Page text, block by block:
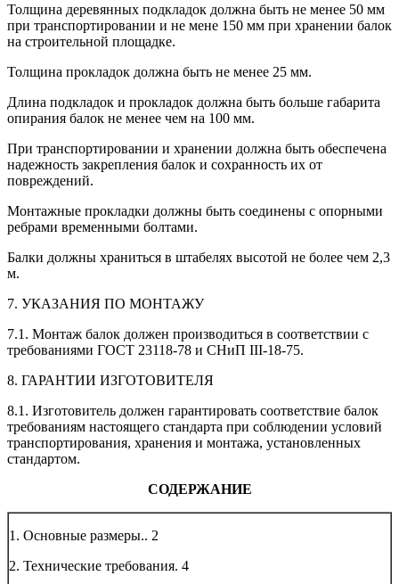
Толщина деревянных подкладок должна быть не менее 50 мм
при транспортировании и не мене 150 мм при хранении балок
на строительной площадке.
Толщина прокладок должна быть не менее 25 мм.
Длина подкладок и прокладок должна быть больше габарита
опирания балок не менее чем на 100 мм.
При транспортировании и хранении должна быть обеспечена
надежность закрепления балок и сохранность их от
повреждений.
Монтажные прокладки должны быть соединены с опорными
ребрами временными болтами.
Балки должны храниться в штабелях высотой не более чем 2,3
м.
7. УКАЗАНИЯ ПО МОНТАЖУ
7.1. Монтаж балок должен производиться в соответствии с
требованиями ГОСТ 23118-78 и СНиП III-18-75.
8. ГАРАНТИИ ИЗГОТОВИТЕЛЯ
8.1. Изготовитель должен гарантировать соответствие балок
требованиям настоящего стандарта при соблюдении условий
транспортирования, хранения и монтажа, установленных
стандартом.
СОДЕРЖАНИЕ
1. Основные размеры.. 2
2. Технические требования. 4